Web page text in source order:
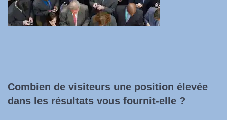
Combien de visiteurs une position élevée
dans les résultats vous fournit-elle ?